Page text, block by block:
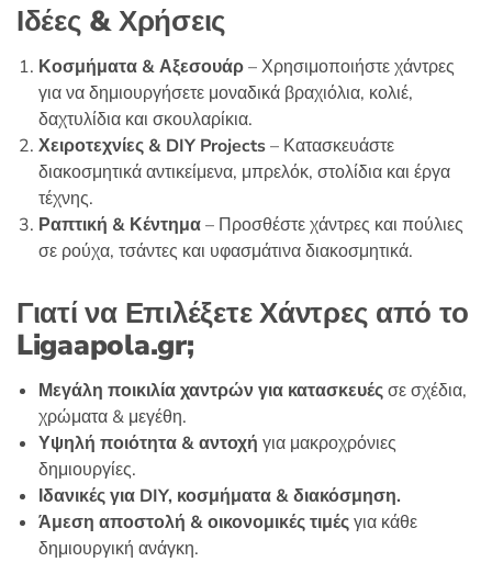
Ιδέες & Χρήσεις
Κοσμήματα & Αξεσουάρ– Χρησιμοποιήστε χάντρες
για να δημιουργήσετε μοναδικά βραχιόλια, κολιέ,
δαχτυλίδια και σκουλαρίκια.
Χειροτεχνίες & DIY Projects– Κατασκευάστε
διακοσμητικά αντικείμενα, μπρελόκ, στολίδια και έργα
τέχνης.
Ραπτική & Κέντημα– Προσθέστε χάντρες και πούλιες
σε ρούχα, τσάντες και υφασμάτινα διακοσμητικά.
Γιατί να Επιλέξετε Χάντρες από το
Ligaapola.gr;
Μεγάλη ποικιλία χαντρών για κατασκευέςσε σχέδια,
χρώματα & μεγέθη.
Υψηλή ποιότητα & αντοχή για μακροχρόνιες
δημιουργίες.
Ιδανικές για DIY, κοσμήματα & διακόσμηση.
Άμεση αποστολή & οικονομικές τιμέςγια κάθε
δημιουργική ανάγκη.